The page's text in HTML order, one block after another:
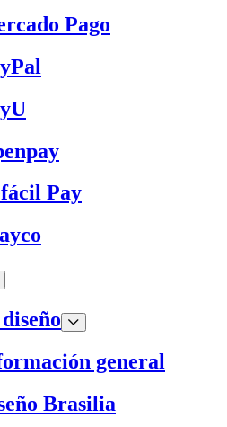
Pago
Pay
general
Brasilia